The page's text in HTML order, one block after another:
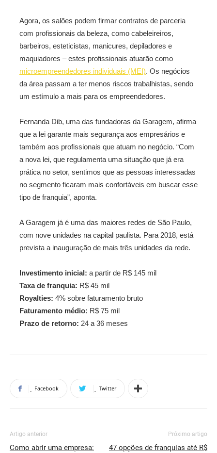
Agora, os salões podem firmar contratos de parceria
com profissionais da beleza, como cabeleireiros,
barbeiros, esteticistas, manicures, depiladores e
maquiadores – estes profissionais atuarão como
microempreendedores individuais (MEI). Os negócios
da área passam a ter menos riscos trabalhistas, sendo
um estímulo a mais para os empreendedores.
Fernanda Dib, uma das fundadoras da Garagem, afirma
que a lei garante mais segurança aos empresários e
também aos profissionais que atuam no negócio. “Com
a nova lei, que regulamenta uma situação que já era
prática no setor, sentimos que as pessoas interessadas
no segmento ficaram mais confortáveis em buscar esse
tipo de franquia”, aponta.
A Garagem já é uma das maiores redes de São Paulo,
com nove unidades na capital paulista. Para 2018, está
prevista a inauguração de mais três unidades da rede.
Investimento inicial: a partir de R$ 145 mil
Taxa de franquia: R$ 45 mil
Royalties: 4% sobre faturamento bruto
Faturamento médio: R$ 75 mil
Prazo de retorno: 24 a 36 meses
Facebook Twitter
Artigo anterior
Como abrir uma empresa:
Próximo artigo
47 opções de franquias até R$